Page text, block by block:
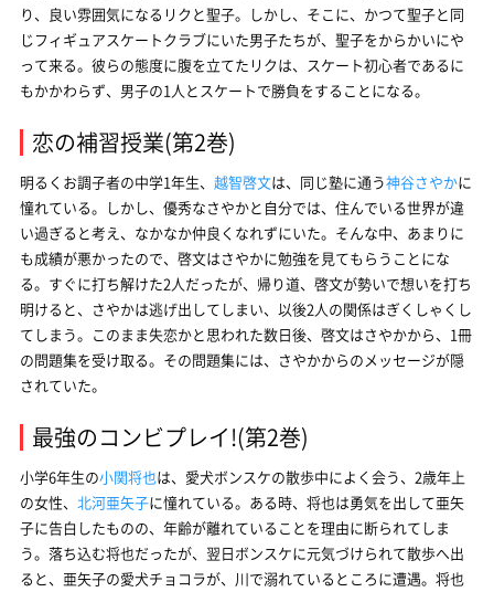
り、良い雰囲気になるリクと聖子。しかし、そこに、かつて聖子と同
じフィギュアスケートクラブにいた男子たちが、聖子をからかいにや
って来る。彼らの態度に腹を立てたリクは、スケート初心者であるに
もかかわらず、男子の1人とスケートで勝負をすることになる。
恋の補習授業(第2巻)
明るくお調子者の中学1年生、 越智啓文は、同じ塾に通う神谷さやかに
憧れている。しかし、優秀なさやかと自分では、住んでいる世界が違
い過ぎると考え、なかなか仲良くなれずにいた。そんな中、あまりに
も成績が悪かったので、啓文はさやかに勉強を見てもらうことにな
る。すぐに打ち解けた2人だったが、帰り道、啓文が勢いで想いを打ち
明けると、さやかは逃げ出してしまい、以後2人の関係はぎくしゃくし
てしまう。このまま失恋かと思われた数日後、啓文はさやかから、1冊
の問題集を受け取る。その問題集には、さやかからのメッセージが隠
されていた。
最強のコンビプレイ!(第2巻)
小学6年生の小関将也は、愛犬ボンスケの散歩中によく会う、2歳年上
の女性、 北河亜矢子に憧れている。ある時、将也は勇気を出して亜矢
子に告白したものの、年齢が離れていることを理由に断られてしま
う。落ち込む将也だったが、翌日ボンスケに元気づけられて散歩へ出
ると、亜矢子の愛犬チョコラが、川で溺れているところに遭遇。将也